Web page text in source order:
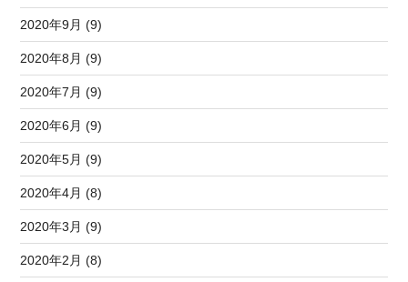
2020年9月 (9)
2020年8月 (9)
2020年7月 (9)
2020年6月 (9)
2020年5月 (9)
2020年4月 (8)
2020年3月 (9)
2020年2月 (8)